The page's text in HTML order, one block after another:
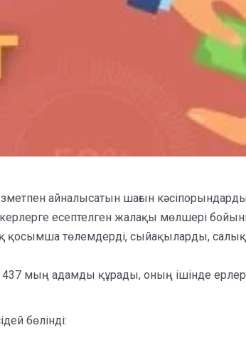
айналысатын шағын
есептелген жалақы мөлшері
қосымша төлемдерді, сыйақыларды,
мың адамды құрады, оның ішінде
бөлінді: